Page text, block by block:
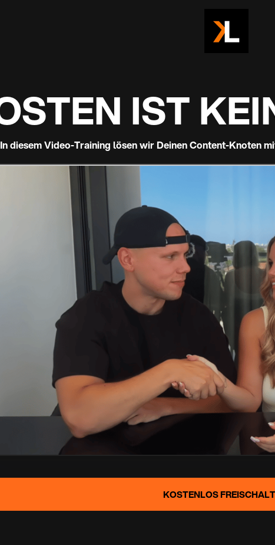
In diesem Video-Training lösen wir Deinen Content-Knoten
KOSTENLOS